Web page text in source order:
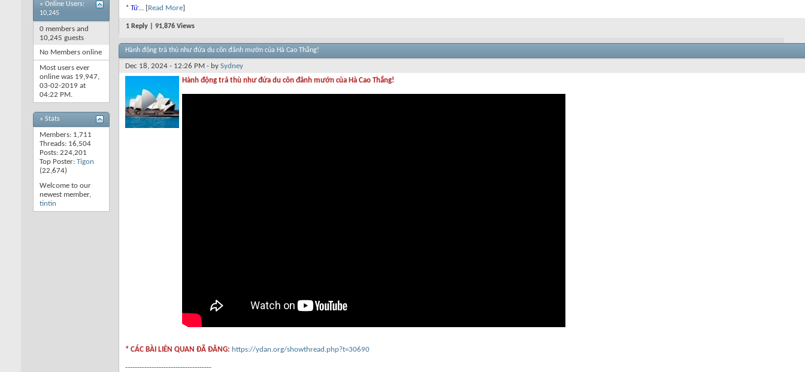
» Online Users:
10,245
0 members and
10,245 guests
No Members online
Most users ever
online was 19,947,
03-02-2019 at
04:22 PM.
» Stats
Members: 1,711
Threads: 16,504
Posts: 224,201
Top Poster: Tigon
(22,674)
Welcome to our
newest member,
tintin
* Từ... [Read More]
1 Reply | 91,876 Views
Hành động trả thù như đứa du côn đânh mướn của Hà Cao Thắng!
Dec 18, 2024 - 12:26 PM - by Sydney
Hành động trả thù như đứa du côn đânh mướn của Hà Cao Thắng!
* CÁC BÀI LIÊN QUAN ĐÃ ĐĂNG: https://ydan.org/showthread.php?t=30690
------------------------------------